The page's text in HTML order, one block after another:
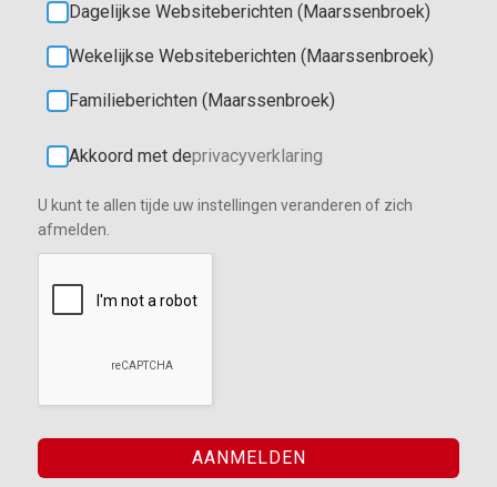
Dagelijkse Websiteberichten (Maarssenbroek)
Wekelijkse Websiteberichten (Maarssenbroek)
Familieberichten (Maarssenbroek)
Akkoord met deprivacyverklaring
U kunt te allen tijde uw instellingen veranderen of zich
afmelden.